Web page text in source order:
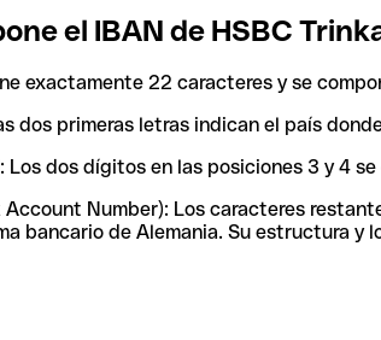
el IBAN de HSBC
exactamente 22 caracteres y se
dos primeras letras indican el país
: Los dos dígitos en las posiciones 3 y 4
Account Number): Los caracteres
bancario de Alemania. Su estructura